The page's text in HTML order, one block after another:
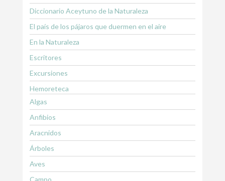
Diccionario Aceytuno de la Naturaleza
El país de los pájaros que duermen en el aire
En la Naturaleza
Escritores
Excursiones
Hemoreteca
Algas
Anfibios
Aracnidos
Árboles
Aves
Campo